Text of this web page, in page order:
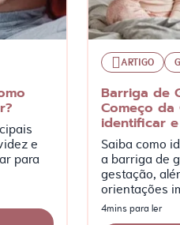
e
para
ARTIGO
Barriga de
Começo da
identificar
Saiba como
a barriga de
gestação,
orientações
mais!
4mins para ler